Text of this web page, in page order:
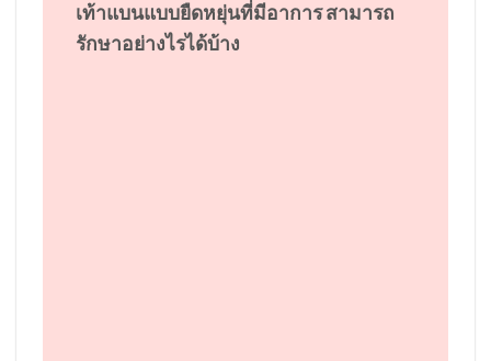
เท้าแบนแบบยืดหยุ่นที่มีอาการ สามารถ
รักษาอย่างไรได้บ้าง